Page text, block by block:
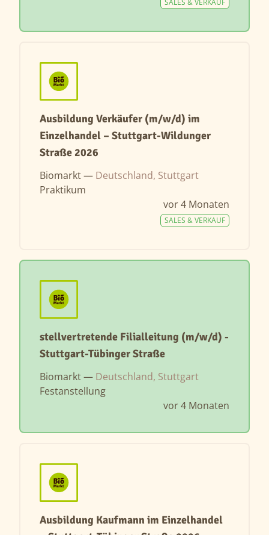
SALES & VERKAUF
Ausbildung Verkäufer (m/w/d) im
Einzelhandel – Stuttgart-Wildunger
Straße 2026
Biomarkt — Deutschland, Stuttgart
Praktikum
vor 4 Monaten
SALES & VERKAUF
stellvertretende Filialleitung (m/w/d) -
Stuttgart-Tübinger Straße
Biomarkt — Deutschland, Stuttgart
Festanstellung
vor 4 Monaten
Ausbildung Kaufmann im Einzelhandel